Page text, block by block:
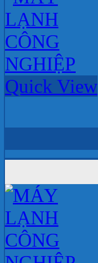
Quick View